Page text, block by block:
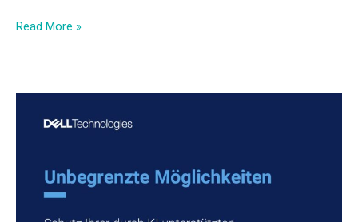
Read More »
unterstützten
Belegschaft